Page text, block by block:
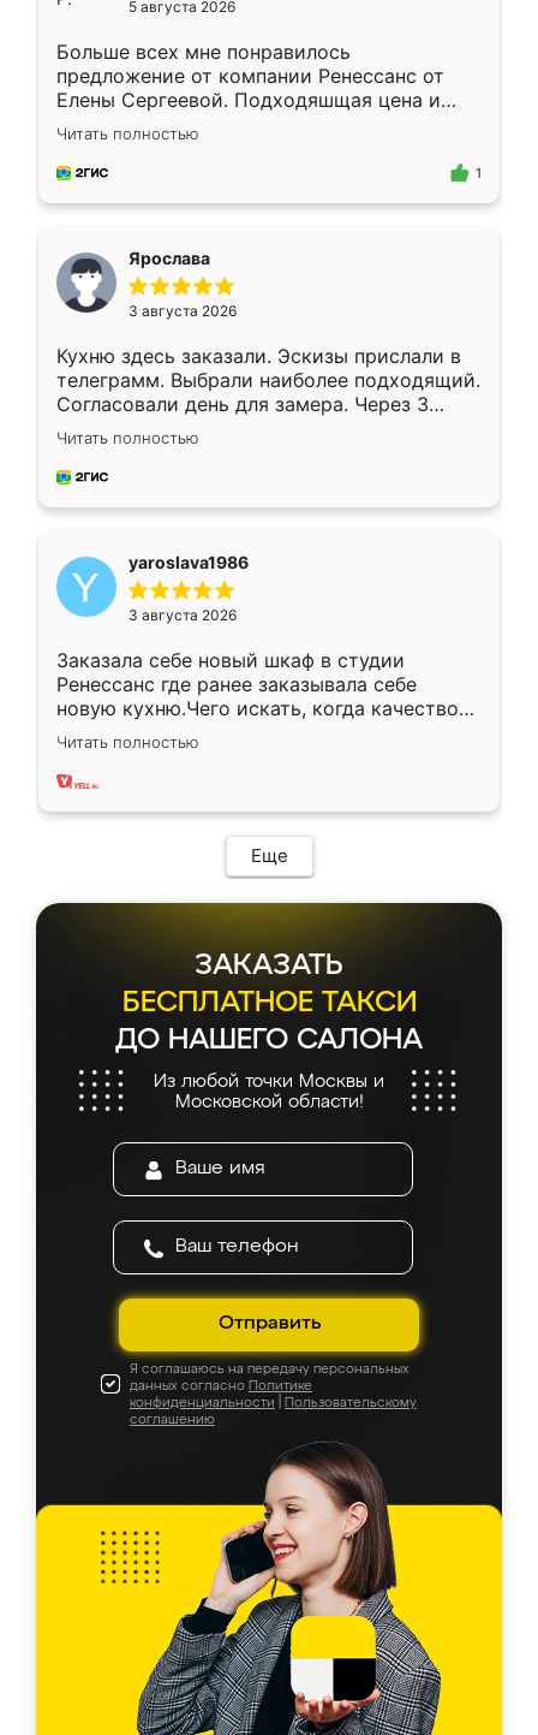
5 августа 2026
Больше всех мне понравилось
предложение от компании Ренессанс от
Елены Сергеевой. Подходяшщая цена и
короткие сроки изготовления. Приехавший
для замера сотрудник Владислав
предложил по моему эскизу самый
Читать полностью
1
Ярослава
3 августа 2026
Кухню здесь заказали. Эскизы прислали в
телеграмм. Выбрали наиболее подходящий.
Согласовали день для замера. Через 3
недели кухня была уже готова. Остались
довольны работой. Спасибо Ренессанс
мебель за качественную работу!
Читать полностью
yaroslava1986
3 августа 2026
Заказала себе новый шкаф в студии
Ренессанс где ранее заказывала себе
новую кухню.Чего искать, когда качеством
вполне довольна. Служит кухня уже почти
два года, нареканий нет.
Читать полностью
Еще
ЗАКАЗАТЬ
БЕСПЛАТНОЕ ТАКСИ
ДО НАШЕГО САЛОНА
Из любой точки Москвы и
Московской области!
Отправить
Я соглашаюсь на передачу персональных
данных согласно Политике
конфиденциальности
Пользовательскому
соглашению